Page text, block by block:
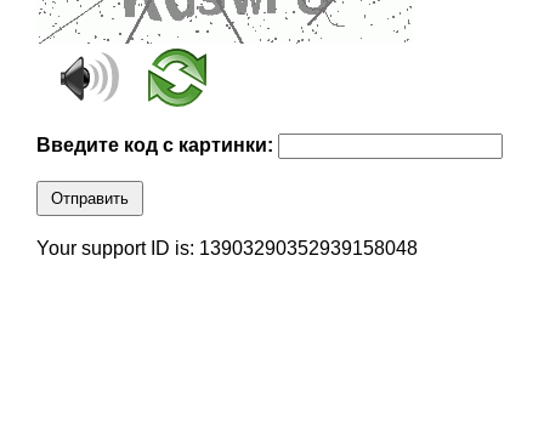
Введите код с картинки:
Отправить
Your support ID is: 13903290352939158048